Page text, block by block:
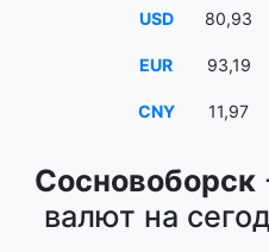
Сосновоборск
валют на
USD 80,93
EUR 93,19
CNY 11,97